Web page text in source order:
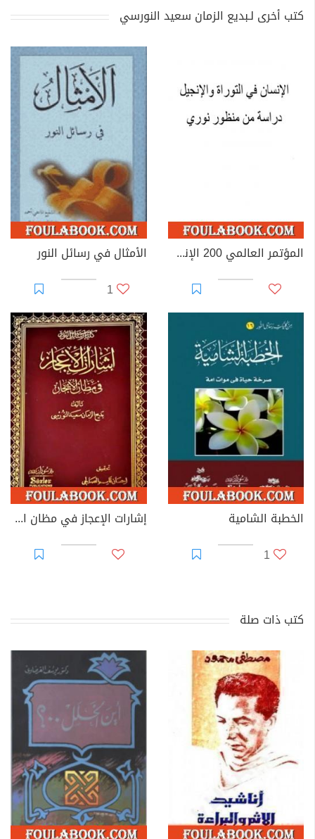
كتب أخرى لـبديع الزمان سعيد النورسي
المؤتمر العالمي 200 الإنسان فى التوراة والإنجيل دراسة من منظور النورسي
الأمثال في رسائل النور
1
الخطبة الشامية
1
إشارات الإعجاز في مظان الإيجاز
كتب ذات صلة